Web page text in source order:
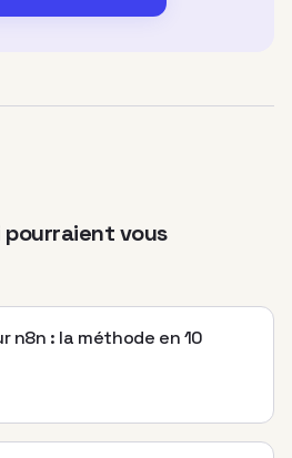
vous
n8n : la méthode en 10